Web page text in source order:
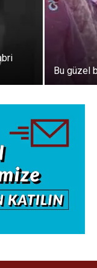
Bu güzel